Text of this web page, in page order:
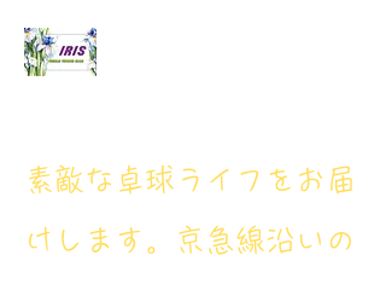
​素敵な卓球ライフをお届
けします。京急線沿いの